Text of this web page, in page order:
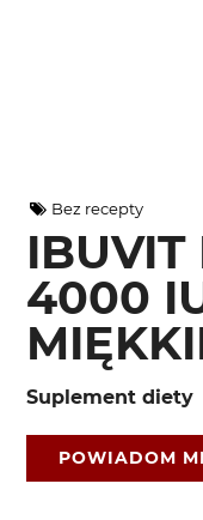
Bez recepty
4000
Suplement diety
POWIADOM